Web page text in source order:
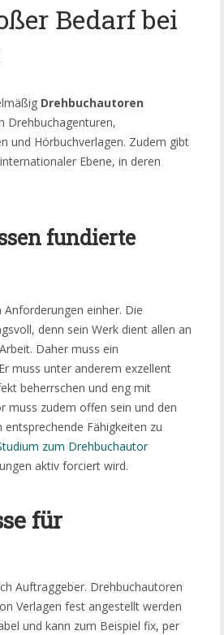
Bedarf bei
Drehbuchautoren
Drehbuchagenturen,
und Hörbuchverlagen. Zudem gibt
Ebene, in deren
fundierte
einher. Die
denn sein Werk dient allen an
Daher muss ein
muss unter anderem exzellent
beherrschen und eng mit
muss zudem offen sein und den
Fähigkeiten zu
zum Drehbuchautor
aktiv forciert wird.
für
Auftraggeber. Drehbuchautoren
Verlagen fest angestellt werden
und kann zum Beispiel fix, per